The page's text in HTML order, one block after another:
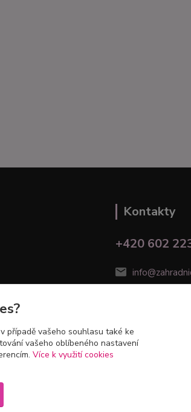
Kontakty
+420 602
případě vašeho souhlasu také ke
vašeho oblíbeného nastavení
Více k využití cookies